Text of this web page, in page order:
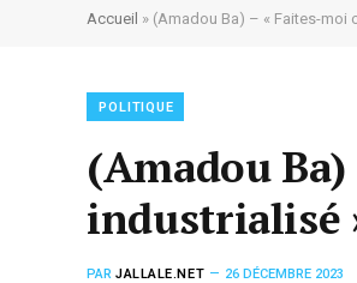
Accueil » (Amadou Ba) – « Faites-moi
POLITIQUE
(Amadou
industrialisé
PAR JALLALE.NET 26 DÉCEMBRE 2023